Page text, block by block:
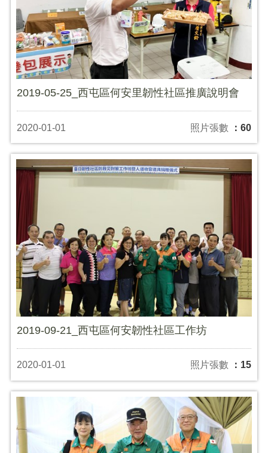
2019-05-25_西屯區何安里韌性社區推廣說明會
2020-01-01 照片張數 ：60
2019-09-21_西屯區何安韌性社區工作坊
2020-01-01 照片張數 ：15